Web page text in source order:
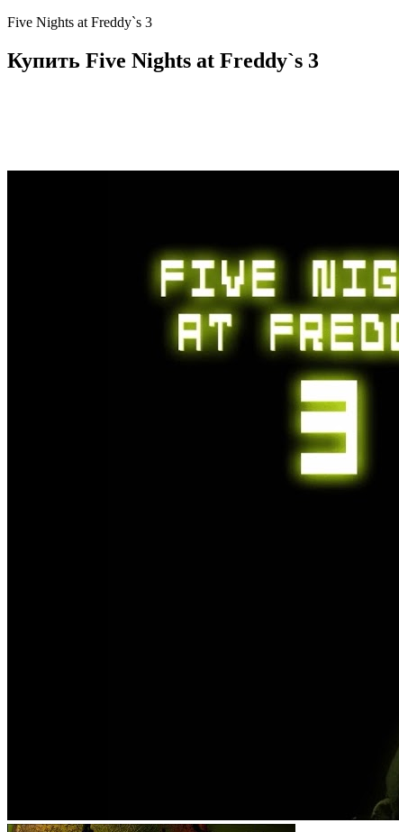
Five Nights at Freddy`s 3
Купить Five Nights at Freddy`s 3